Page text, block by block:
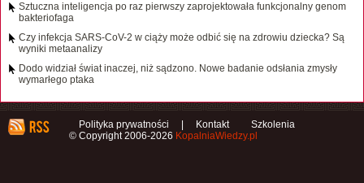
Sztuczna inteligencja po raz pierwszy zaprojektowała funkcjonalny genom
bakteriofaga
Czy infekcja SARS-CoV-2 w ciąży może odbić się na zdrowiu dziecka? Są
wyniki metaanalizy
Dodo widział świat inaczej, niż sądzono. Nowe badanie odsłania zmysły
wymarłego ptaka
Polityka prywatności Kontakt
Szkolenia
© Copyright 2006-2026 KopalniaWiedzy.pl